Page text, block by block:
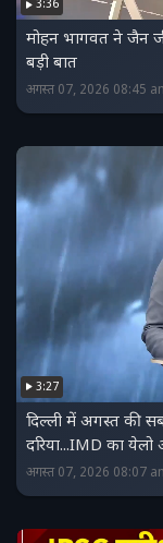
3:36
मोहन भागवत ने जैन
बड़ी बात
अगस्त 07, 2026 08:45
3:27
दिल्ली में अगस्त की
दरिया...IMD का येलो
अगस्त 07, 2026 08:07